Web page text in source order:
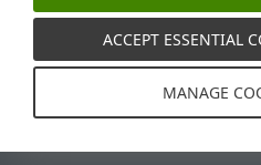
إدارة ملفات تعريف الارتباط
ACCEPT ESSENTIAL
MANAGE